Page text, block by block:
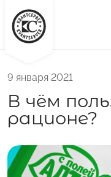
9 января 2021
В чём
рационе?
Новости
Дистрибьюторам
Поставщикам
О компании
Вакансии